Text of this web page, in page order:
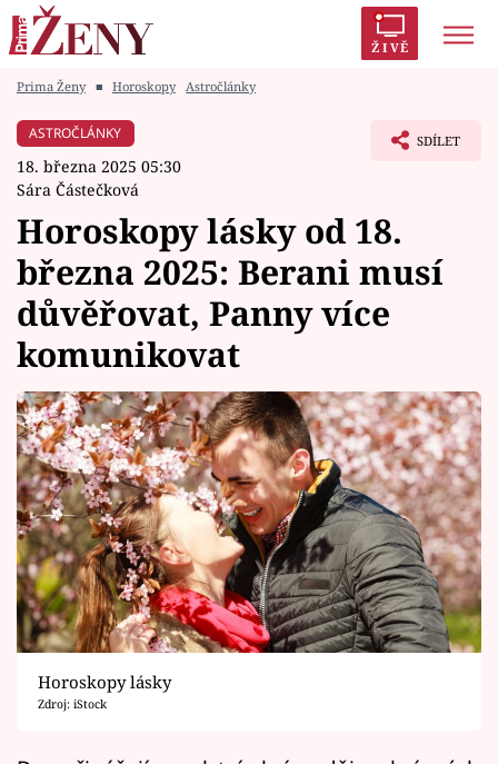
ŽIVĚ
Módní alarm
Témata
Celebrity
Vztahy
Seriály
Horoskopy
Sledujte prima+
Filmový festival Karlovy Vary
Prima Ženy ■ Horoskopy Astročlánky
ASTROČLÁNKY
18. března 2025 05:30
Sára Částečková
SDÍLET
Horoskopy lásky od 18.
března 2025: Berani musí
důvěřovat, Panny více
komunikovat
Horoskopy lásky
Zdroj: iStock